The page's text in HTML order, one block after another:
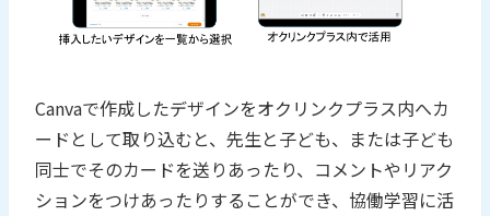
Canvaで作成したデザインをオクリンクプラス内へカ
ードとして取り込むと、先生と子ども、または子ども
同士でそのカードを送りあったり、コメントやリアク
ションをつけあったりすることができ、協働学習に活